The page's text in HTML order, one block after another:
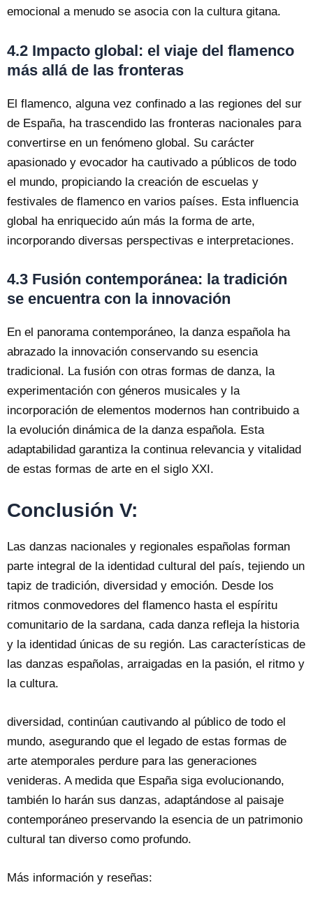
emocional a menudo se asocia con la cultura gitana.
4.2 Impacto global: el viaje del flamenco
más allá de las fronteras
El flamenco, alguna vez confinado a las regiones del sur
de España, ha trascendido las fronteras nacionales para
convertirse en un fenómeno global. Su carácter
apasionado y evocador ha cautivado a públicos de todo
el mundo, propiciando la creación de escuelas y
festivales de flamenco en varios países. Esta influencia
global ha enriquecido aún más la forma de arte,
incorporando diversas perspectivas e interpretaciones.
4.3 Fusión contemporánea: la tradición
se encuentra con la innovación
En el panorama contemporáneo, la danza española ha
abrazado la innovación conservando su esencia
tradicional. La fusión con otras formas de danza, la
experimentación con géneros musicales y la
incorporación de elementos modernos han contribuido a
la evolución dinámica de la danza española. Esta
adaptabilidad garantiza la continua relevancia y vitalidad
de estas formas de arte en el siglo XXI.
Conclusión V:
Las danzas nacionales y regionales españolas forman
parte integral de la identidad cultural del país, tejiendo un
tapiz de tradición, diversidad y emoción. Desde los
ritmos conmovedores del flamenco hasta el espíritu
comunitario de la sardana, cada danza refleja la historia
y la identidad únicas de su región. Las características de
las danzas españolas, arraigadas en la pasión, el ritmo y
la cultura.
diversidad, continúan cautivando al público de todo el
mundo, asegurando que el legado de estas formas de
arte atemporales perdure para las generaciones
venideras. A medida que España siga evolucionando,
también lo harán sus danzas, adaptándose al paisaje
contemporáneo preservando la esencia de un patrimonio
cultural tan diverso como profundo.
Más información y reseñas: